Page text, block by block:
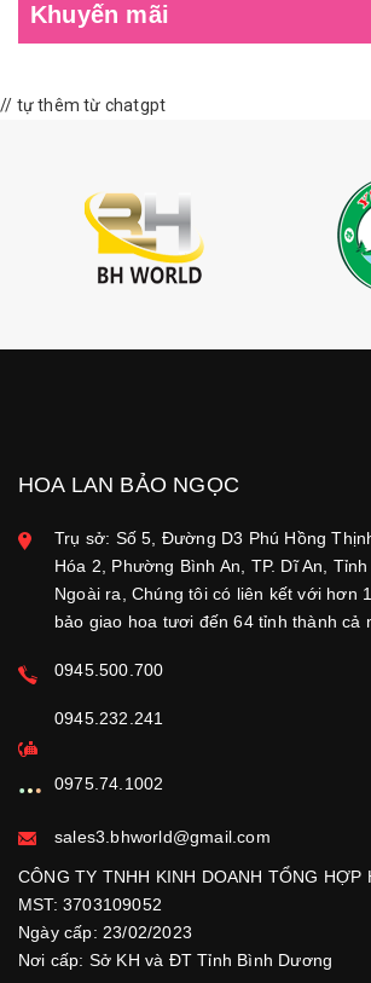
Khuyến mãi
// tự thêm từ chatgpt
HOA LAN BẢO NGỌC
Trụ sở: Số 5, Đường D3 Phú Hồng
Hóa 2, Phường Bình An, TP. Dĩ An,
Ngoài ra, Chúng tôi có liên kết với hơn
bảo giao hoa tươi đến 64 tỉnh thành cả
0945.500.700
0945.232.241
0975.74.1002
sales3.bhworld@gmail.com
CÔNG TY TNHH KINH DOANH TỔNG HỢP
MST: 3703109052
Ngày cấp: 23/02/2023
Nơi cấp: Sở KH và ĐT Tỉnh Bình Dương